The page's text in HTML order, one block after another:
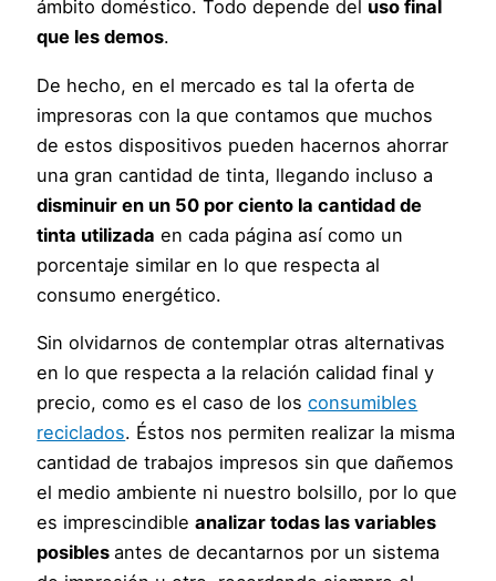
ámbito doméstico. Todo depende del uso final
que les demos.
De hecho, en el mercado es tal la oferta de
impresoras con la que contamos que muchos
de estos dispositivos pueden hacernos ahorrar
una gran cantidad de tinta, llegando incluso a
disminuir en un 50 por ciento la cantidad de
tinta utilizada en cada página así como un
porcentaje similar en lo que respecta al
consumo energético.
Sin olvidarnos de contemplar otras alternativas
en lo que respecta a la relación calidad final y
precio, como es el caso de losconsumibles
reciclados. Éstos nos permiten realizar la misma
cantidad de trabajos impresos sin que dañemos
el medio ambiente ni nuestro bolsillo, por lo que
es imprescindibleanalizar todas las variables
posiblesantes de decantarnos por un sistema